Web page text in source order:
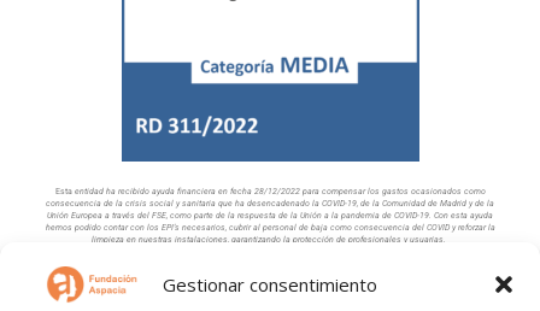
Gestionar consentimiento
Estaentidad ha recibido ayuda financiera en fecha 28/12/2022 para compensar los gastos ocasionados como
consecuencia de la crisis social y sanitaria que ha desencadenado la COVID-19, de la Comunidad de Madrid y de la
Unión Europea a través del FSE, como parte de la respuesta de la Unión a la pandemia de COVID-19. Con esta ayuda
hemos podido contar con los EPI’s necesarios, cubrir al personal de baja como consecuencia del COVID y reforzar la
limpieza en nuestras instalaciones, garantizando la protección de profesionales y usuarias.